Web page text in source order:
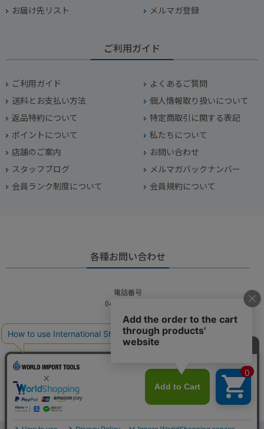
お届け先リスト
メルマガ登録
ご利用ガイド
ご利用ガイド
よくあるご質問
送料とお支払い方法
個人情報取り扱いについて
返品特約について
特定商取引に関する表記
ポイントについて
私たちについて
店舗のご案内
お問い合わせ
スタッフブログ
メルマガバックナンバー
会員ランク制度について
会員規約について
各種お問い合わせ
電話番号
045-949-2451
営業時間
10：00～19：00
お問い合わせフォームからお問い合わせ